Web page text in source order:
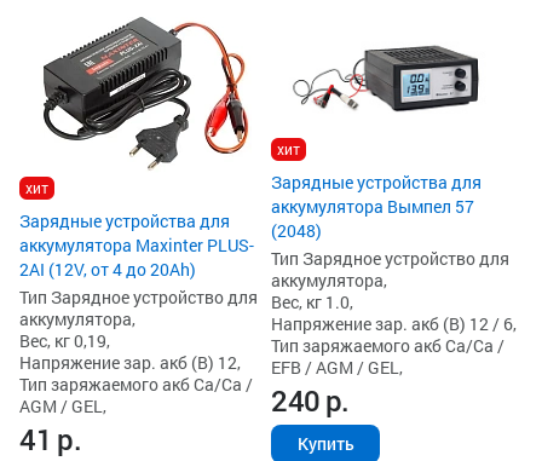
хит
Зарядные устройства для
аккумулятора Maxinter PLUS-
2AI (12V, от 4 до 20Ah)
Тип Зарядное устройство для
аккумулятора,
Вес, кг 0,19,
Напряжение зар. акб (В) 12,
Тип заряжаемого акб Ca/Ca /
AGM / GEL,
41 р.
хит
Зарядные устройства для
аккумулятора Вымпел 57
(2048)
Тип Зарядное устройство для
аккумулятора,
Вес, кг 1.0,
Напряжение зар. акб (В) 12 / 6,
Тип заряжаемого акб Ca/Ca /
EFB / AGM / GEL,
240р.
Купить